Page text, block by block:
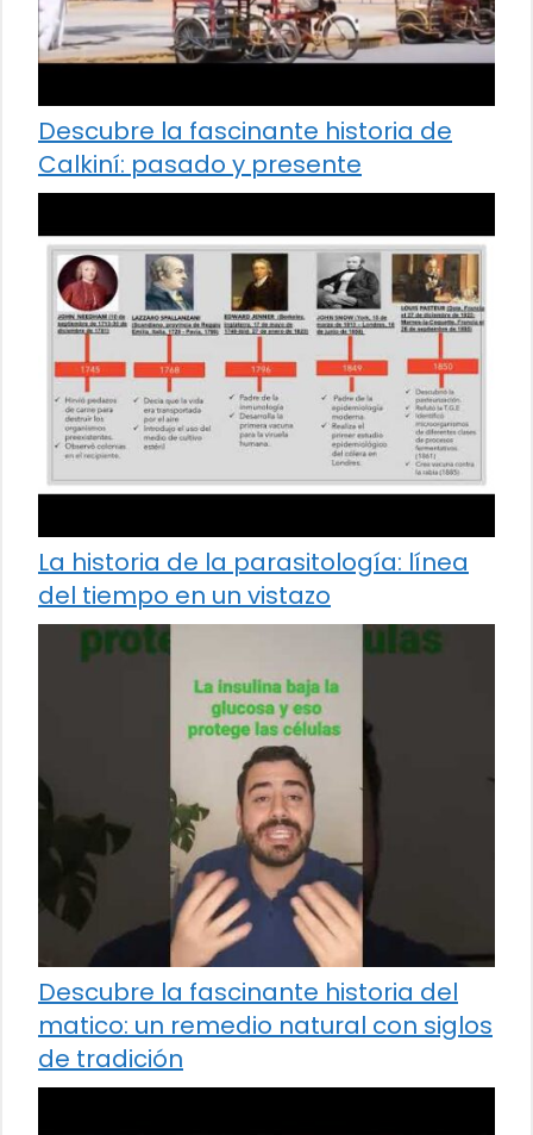
Descubre la fascinante historia de
Calkiní: pasado y presente
La historia de la parasitología: línea
del tiempo en un vistazo
Descubre la fascinante historia del
matico: un remedio natural con siglos
de tradición